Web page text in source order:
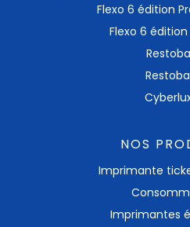
Flexo 6 édition
Flexo 6
NOS
Imprimante
Imprimantes